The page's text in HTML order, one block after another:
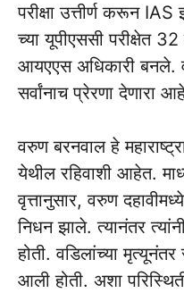
परीक्षा उत्तीर्ण करून
च्या यूपीएससी परीक्षेत
आयएएस अधिकारी बनले.
सर्वांनाच प्रेरणा देणारा
वरुण बरनवाल हे
येथील रहिवाशी आहेत.
वृत्तानुसार, वरुण
निधन झाले. त्यानंतर
होती. वडिलांच्या
आली होती. अशा